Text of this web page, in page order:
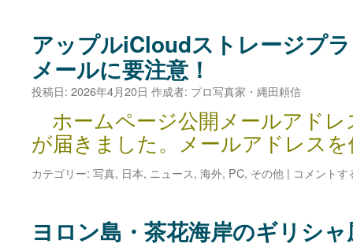
アップルiCloudストレージプ
メールに要注意！
投稿日: 2026年4月20日 作成者: プロ写真家・縄田頼信
ホームページ公開メールアドレ
が届きました。メールアドレス
カテゴリー: 写真, 日本, ニュース, 海外, PC, その他 | コメントす
ヨロン島・茶花海岸のギリシ